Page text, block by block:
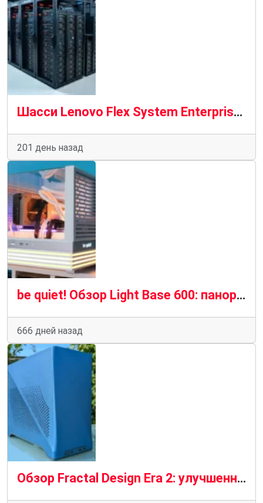
Шасси Lenovo Flex System Enterprise Chassis: модульная инфраструктура для современных ЦОД и корпоративных ИТ-систем
201 день назад
be quiet! Обзор Light Base 600: панорамное совершенство
666 дней назад
Обзор Fractal Design Era 2: улучшенный преемник